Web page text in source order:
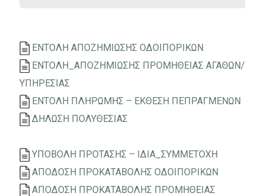
ΕΝΤΟΛΗ ΑΠΟΖΗΜΙΩΣΗΣ ΟΔΟΙΠΟΡΙΚΩΝ
ΕΝΤΟΛΗ_ΑΠΟΖΗΜΙΩΣΗΣ ΠΡΟΜΗΘΕΙΑΣ ΑΓΑΘΩΝ/
ΥΠΗΡΕΣΙΑΣ
ΕΝΤΟΛΗ ΠΛΗΡΩΜΗΣ – ΕΚΘΕΣΗ ΠΕΠΡΑΓΜΕΝΩΝ
ΔΗΛΩΣΗ ΠΟΛΥΘΕΣΙΑΣ
ΥΠΟΒΟΛΗ ΠΡΟΤΑΣΗΣ – ΙΔΙΑ_ΣΥΜΜΕΤΟΧΗ
ΑΠΟΔΟΣΗ ΠΡΟΚΑΤΑΒΟΛΗΣ ΟΔΟΙΠΟΡΙΚΩΝ
ΑΠΟΔΟΣΗ ΠΡΟΚΑΤΑΒΟΛΗΣ ΠΡΟΜΗΘΕΙΑΣ